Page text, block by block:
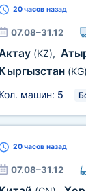
20 часовназад
07.08–31.12
(KZ),
Кыргызстан (KG)
Кол. машин: 5
20 часовназад
07.08–31.12